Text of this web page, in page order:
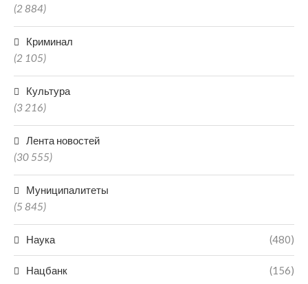
(2 884)
Криминал
(2 105)
Культура
(3 216)
Лента новостей
(30 555)
Муниципалитеты
(5 845)
Наука (480)
Нацбанк (156)